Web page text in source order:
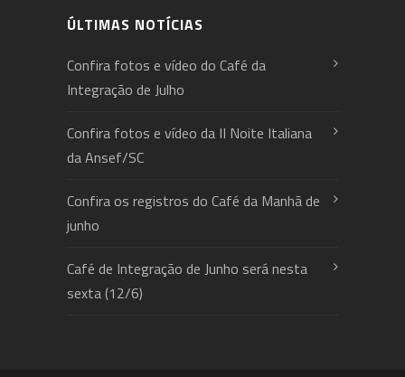
ÚLTIMAS NOTÍCIAS
Confira fotos e vídeo do Café da
Integração de Julho
Confira fotos e vídeo da II Noite Italiana
da Ansef/SC
Confira os registros do Café da Manhã de
junho
Café de Integração de Junho será nesta
sexta (12/6)